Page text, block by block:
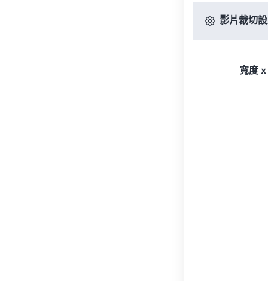
影片裁切
寬度